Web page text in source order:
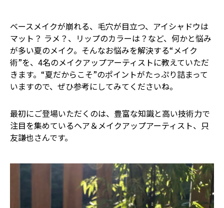
ベースメイクが崩れる、毛穴が目立つ、アイシャドウは
マット？ ラメ？、リップのカラーは？――など、何かと悩み
が多い夏のメイク。そんなお悩みを解決する“メイク
術”を、4名のメイクアップアーティストに教えていただ
きます。“夏だからこそ”のポイントがたっぷり詰まって
いますので、ぜひ参考にしてみてくださいね。
最初にご登場いただくのは、豊富な知識と高い技術力で
注目を集めているヘア＆メイクアップアーティスト、只
友謙也さんです。